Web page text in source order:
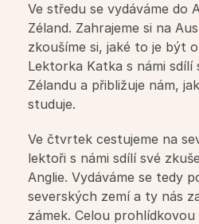
Workshopy pro firmy
Další služby
Summer Camp
Překlady a tlumočení
Studium v zahraničí
Ve středu se vydáváme do
Zéland. Zahrajeme si na
zkoušíme si, jaké to je být
Lektorka Katka s námi
Zélandu a přibližuje nám,
studuje.
Ve čtvrtek cestujeme na
lektoři s námi sdílí své
Anglie. Vydáváme se tedy
severských zemí a ty nás
zámek. Celou